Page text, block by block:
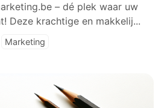
– dé plek waar uw
Deze krachtige en makkelij...
Marketing